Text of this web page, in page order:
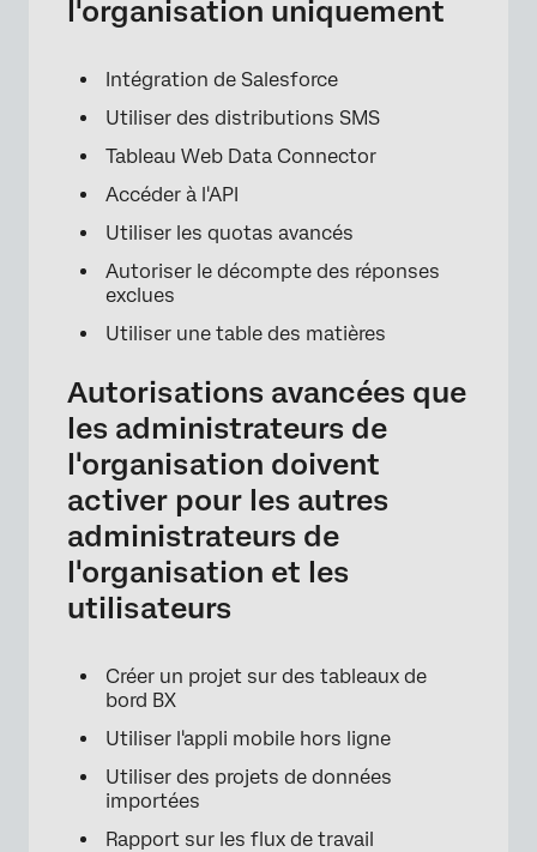
l'organisation uniquement
Intégration de Salesforce
Utiliser des distributions SMS
Tableau Web Data Connector
Accéder à l'API
Utiliser les quotas avancés
Autoriser le décompte des réponses
exclues
Utiliser une table des matières
Autorisations avancées que
les administrateurs de
l'organisation doivent
activer pour les autres
administrateurs de
l'organisation et les
utilisateurs
Créer un projet sur des tableaux de
bord BX
Utiliser l'appli mobile hors ligne
Utiliser des projets de données
importées
Rapport sur les flux de travail